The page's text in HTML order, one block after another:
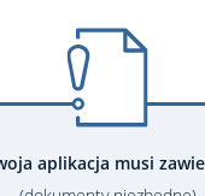
aplikacja musi